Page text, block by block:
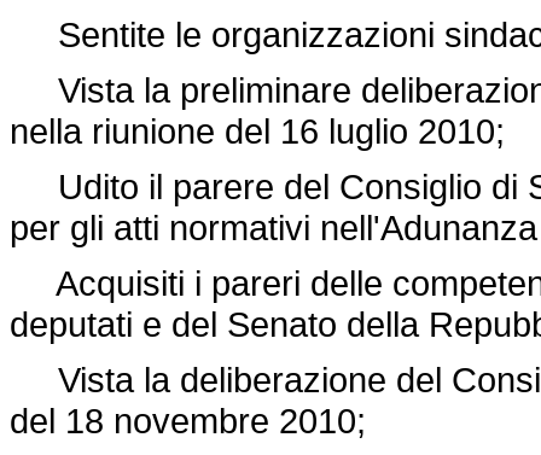
Sentite le organizzazioni
Vista la preliminare
nella riunione del 16 luglio 2010;
Udito il parere del Consiglio di
per gli atti normativi
Acquisiti i pareri delle
deputati e del Senato della
Vista la deliberazione del
del 18 novembre 2010;